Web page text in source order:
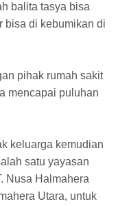
balita tasya bisa
bisa di kebumikan di
pihak rumah sakit
mencapai puluhan
keluarga kemudian
satu yayasan
Nusa Halmahera
Utara, untuk